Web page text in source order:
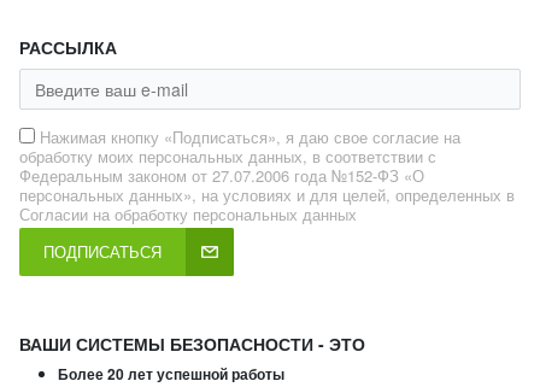
РАССЫЛКА
Нажимая кнопку «Подписаться», я даю свое согласие на
обработку моих персональных данных, в соответствии с
Федеральным законом от 27.07.2006 года №152-ФЗ «О
персональных данных», на условиях и для целей, определенных в
Согласии на обработку персональных данных
ПОДПИСАТЬСЯ
ВАШИ СИСТЕМЫ БЕЗОПАСНОСТИ - ЭТО
Более 20 лет успешной работы